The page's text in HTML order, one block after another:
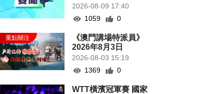
2026-08-09 17:40
1059
0
《澳門講場特派員》
2026年8月3日
2026-08-03 15:19
1369
0
WTT橫濱冠軍賽 國家